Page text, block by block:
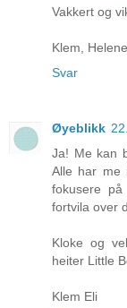
Vakkert og
Klem, Helene
Svar
Øyeblikk
Ja! Me kan
Alle har me
fokusere
fortvila over
Kloke og
heiter Little
Klem Eli